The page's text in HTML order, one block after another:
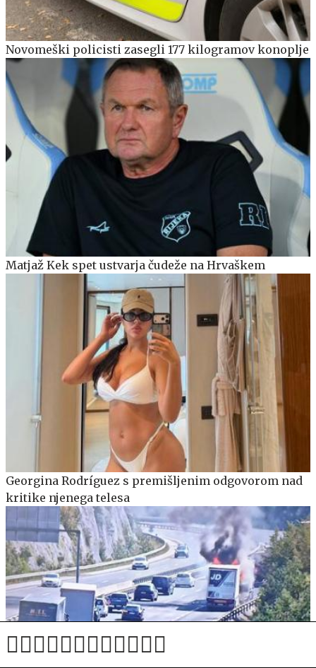
Novomeški policisti zasegli 177 kilogramov konoplje
Matjaž Kek spet ustvarja čudeže na Hrvaškem
Georgina Rodríguez s premišljenim odgovorom nad
kritike njenega telesa